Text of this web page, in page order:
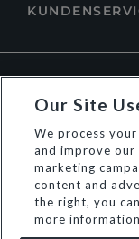
Our Site
We process
and improve
marketing
content and
the right, you
more